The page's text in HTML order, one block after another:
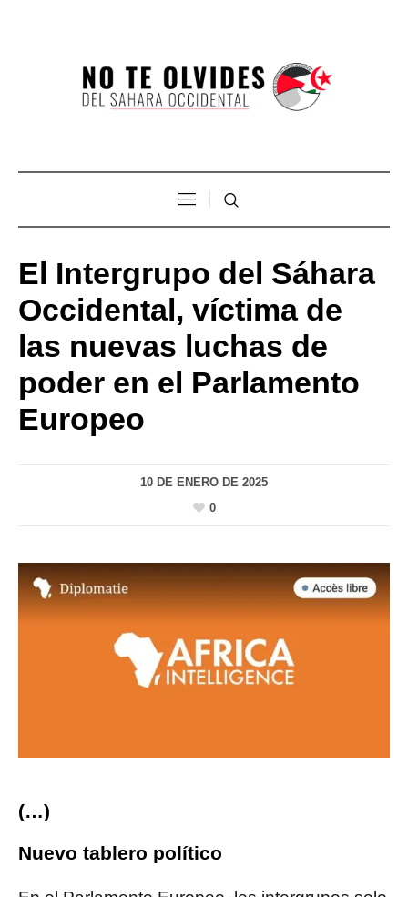
El Intergrupo del Sáhara
Occidental, víctima de
las nuevas luchas de
poder en el Parlamento
Europeo
10 DE ENERO DE 2025
0
(…)
Nuevo tablero político